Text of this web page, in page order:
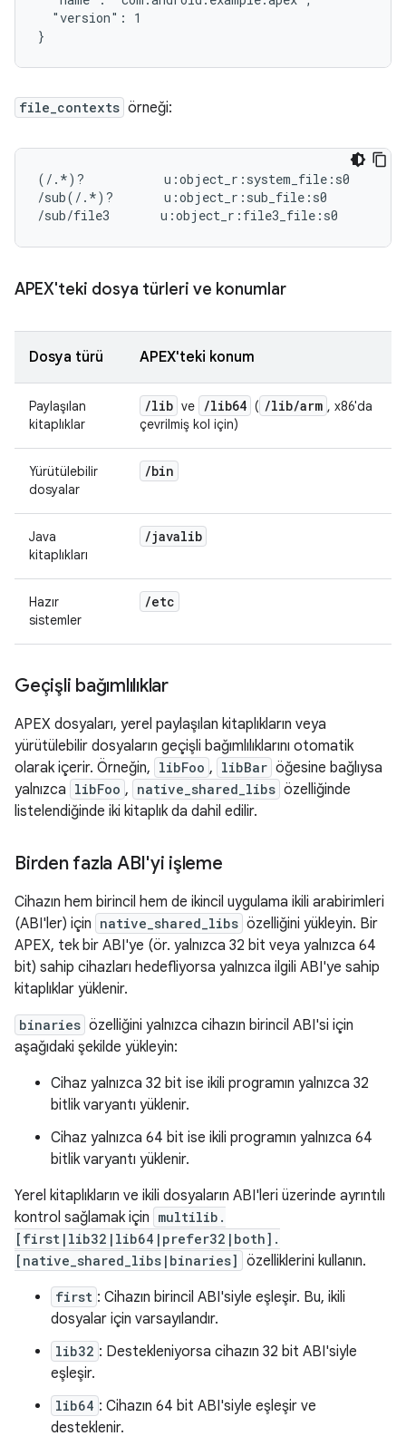
  "version": 1
file_contexts örneği:
(/.*)?           u:object_r:system_file:s0
/sub(/.*)?       u:object_r:sub_file:s0
APEX'teki dosya türleri ve konumlar
Dosya türü APEX'teki konum
Paylaşılan
kitaplıklar
/lib ve /lib64 ( /lib/arm , x86'da
çevrilmiş kol için)
Yürütülebilir
dosyalar
/bin
Java
kitaplıkları
/javalib
Hazır
sistemler
/etc
Geçişli bağımlılıklar
APEX dosyaları, yerel paylaşılan kitaplıkların veya
yürütülebilir dosyaların geçişli bağımlılıklarını otomatik
olarak içerir. Örneğin, libFoo , libBar öğesine bağlıysa
yalnızca libFoo , native_shared_libs özelliğinde
listelendiğinde iki kitaplık da dahil edilir.
Birden fazla ABI'yi işleme
Cihazın hem birincil hem de ikincil uygulama ikili arabirimleri
(ABI'ler) için native_shared_libs özelliğini yükleyin. Bir
APEX, tek bir ABI'ye (ör. yalnızca 32 bit veya yalnızca 64
bit) sahip cihazları hedefliyorsa yalnızca ilgili ABI'ye sahip
kitaplıklar yüklenir.
binaries özelliğini yalnızca cihazın birincil ABI'si için
aşağıdaki şekilde yükleyin:
Cihaz yalnızca 32 bit ise ikili programın yalnızca 32
bitlik varyantı yüklenir.
Cihaz yalnızca 64 bit ise ikili programın yalnızca 64
bitlik varyantı yüklenir.
Yerel kitaplıkların ve ikili dosyaların ABI'leri üzerinde ayrıntılı
kontrol sağlamak için multilib.
[first|lib32|lib64|prefer32|both].
[native_shared_libs|binaries] özelliklerini kullanın.
first : Cihazın birincil ABI'siyle eşleşir. Bu, ikili
dosyalar için varsayılandır.
lib32 : Destekleniyorsa cihazın 32 bit ABI'siyle
eşleşir.
lib64 : Cihazın 64 bit ABI'siyle eşleşir ve
desteklenir.